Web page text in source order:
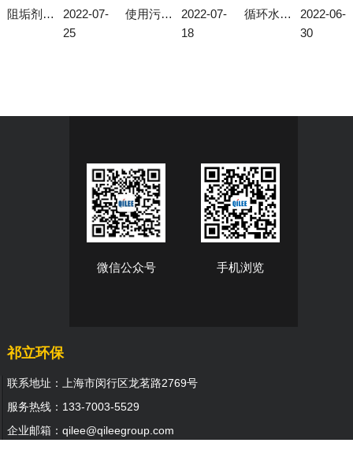
阻垢剂投加装置可解决地下水总硬度过高问题
2022-07-
25
使用污水厂搅拌机要注意这几个细节
2022-07-
18
循环水加药装置的使用与给药装置的发展
2022-06-
30
微信公众号 手机浏览
祁立环保
联系地址：上海市闵行区龙茗路2769号
服务热线：133-7003-5529
企业邮箱：qilee@qileegroup.com